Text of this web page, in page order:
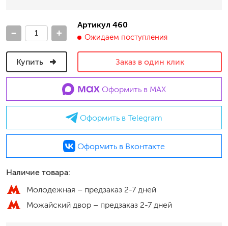
- +
Артикул 460
Ожидаем поступления
Купить Заказ в один клик
Оформить в MAX
Оформить в Telegram
Оформить в Вконтакте
Наличие товара:
Молодежная – предзаказ 2-7 дней
Можайский двор – предзаказ 2-7 дней